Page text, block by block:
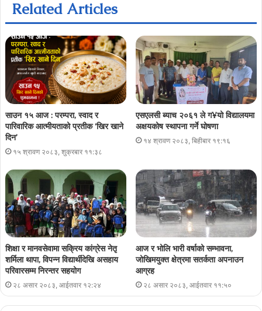
Related Articles
साउन १५ आज : परम्परा, स्वाद र
पारिवारिक आत्मीयताको प्रतीक ‘खिर खाने
दिन’
१५ श्रावण २०८३, शुक्रबार ११:३८
एसएलसी ब्याच २०६१ ले ग¥यो विद्यालयमा
अक्षयकोष स्थापना गर्ने घोषणा
१४ श्रावण २०८३, बिहीबार १९:१६
शिक्षा र मानवसेवामा सक्रिय कांग्रेस नेतृ
शर्मिला थापा, विपन्न विद्यार्थीदेखि असहाय
परिवारसम्म निरन्तर सहयोग
२८ असार २०८३, आईतवार १२:२४
आज र भोलि भारी वर्षाको सम्भावना,
जोखिमयुक्त क्षेत्रमा सतर्कता अपनाउन
आग्रह
२८ असार २०८३, आईतवार ११:५०